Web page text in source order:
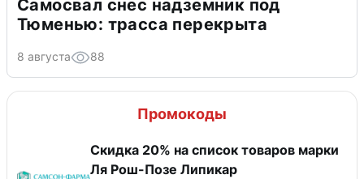
Самосвал снес надземник под
Тюменью: трасса перекрыта
8 августа 88
Промокоды
Скидка 20% на список товаров марки
Ля Рош-Позе Липикар